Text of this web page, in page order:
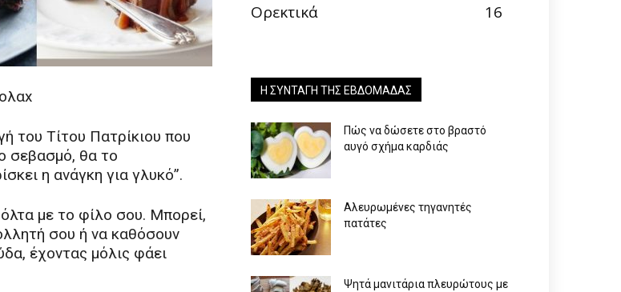
του Τίτου Πατρίκιου που
σεβασμό, θα το
η ανάγκη για γλυκό”.
με το φίλο σου. Μπορεί,
σου ή να καθόσουν
έχοντας μόλις φάει
Ορεκτικά
16
Η ΣΥΝΤΑΓΉ ΤΗΣ ΕΒΔΟΜΆΔΑΣ
Πώς να δώσετε στο βραστό
αυγό σχήμα καρδιάς
Αλευρωμένες τηγανητές
πατάτες
Ψητά μανιτάρια πλευρώτους με